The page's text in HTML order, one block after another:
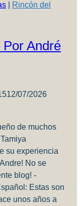
Rincón del
André
12/07/2026
de muchos
su experiencia
No se
blog! -
Estas son
unos años a